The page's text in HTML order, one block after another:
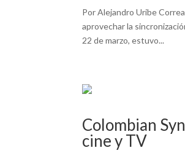
Por Alejandro Uribe
aprovechar la
22 de marzo, estuvo...
Colombian
cine y TV